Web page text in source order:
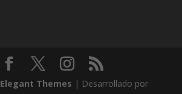
Elegant Themes | Desarrollado por